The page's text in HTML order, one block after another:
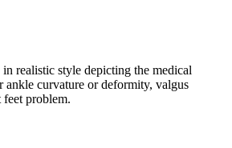
realistic style depicting the medical
ankle curvature or deformity, valgus
problem.